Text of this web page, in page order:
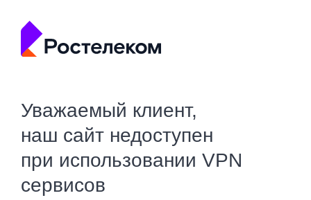
Уважаемый клиент,
наш сайт недоступен
при использовании VPN
сервисов